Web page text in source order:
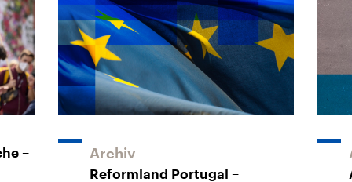
– Archiv
Reformland Portugal –